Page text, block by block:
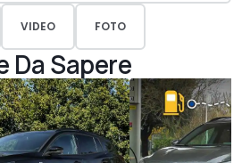
VIDEO FOTO
Da Sapere